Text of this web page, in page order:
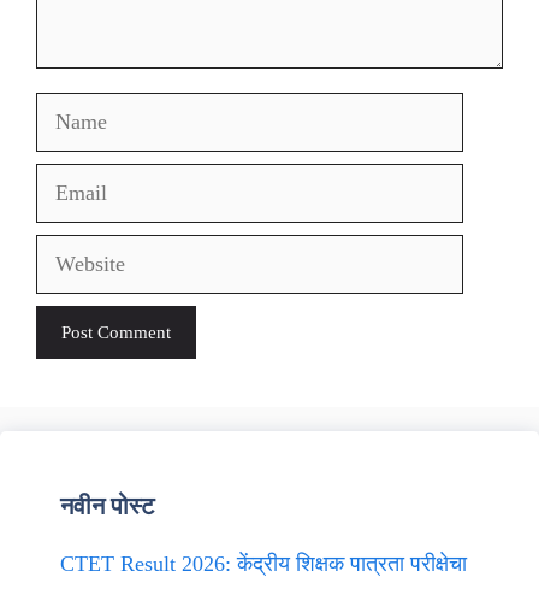
Name
Email
Website
नवीन पोस्ट
CTET Result 2026: केंद्रीय शिक्षक पात्रता परीक्षेचा